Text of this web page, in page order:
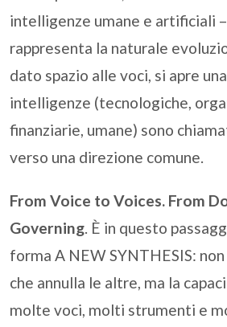
intelligenze umane e artificiali
rappresenta la naturale
dato spazio alle voci, si apre
intelligenze (tecnologiche,
finanziarie, umane) sono
verso una direzione comune.
From Voice to Voices. From
Governing. È in questo
forma A NEW SYNTHESIS:
che annulla le altre, ma la
molte voci, molti strumenti e